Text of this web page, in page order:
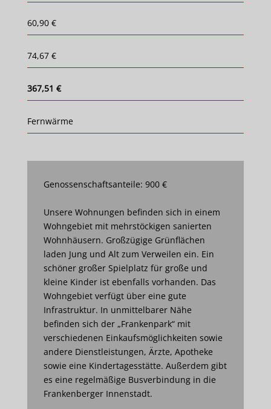
60,90 €
74,67 €
367,51 €
Fernwärme
Genossenschaftsanteile: 900 €
Unsere Wohnungen befinden sich in einem
Wohngebiet mit mehrstöckigen sanierten
Wohnhäusern. Großzügige Grünflächen
laden Jung und Alt zum Verweilen ein. Ein
schöner großer Spielplatz für große und
kleine Kinder ist ebenfalls vorhanden. Das
Wohngebiet verfügt über eine gute
Infrastruktur. In unmittelbarer Nähe
befinden sich der „Frankenpark“ mit
verschiedenen Einkaufsmöglichkeiten sowie
andere Dienstleistungen, Ärzte, Apotheke
sowie eine Kindertagesstätte. Außerdem gibt
es eine regelmäßige Busverbindung in die
Frankenberger Innenstadt.